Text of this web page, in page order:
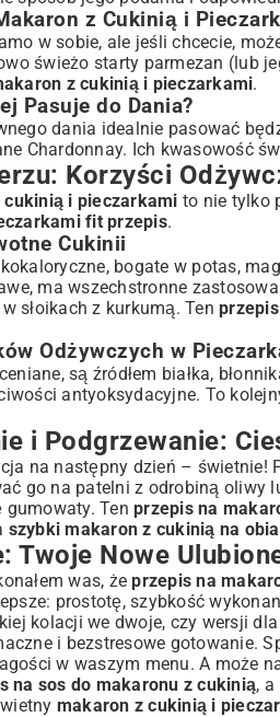
z Cukinią i
w sobie, ale jeśli chcecie,
świeżo starty parmezan (lub
z cukinią i pieczarkami.
Pasuje do Dania?
dania idealnie pasować
Chardonnay. Ich kwasowość
Korzyści
i pieczarkami to nie tylko
fit przepis.
Cukinii
bogate w potas,
ma wszechstronne
słoikach z kurkumą. Ten
Odżywczych w
są źródłem białka,
antyoksydacyjne. To
i Podgrzewanie:
na następny dzień – świetnie!
go na patelni z odrobiną oliwy
Ten przepis na
szybki makaron z cukinią na
Twoje Nowe
was, żeprzepis na
prostotę, szybkość
kolacji we dwoje, czy wersji
i bezstresowe gotowanie.
w waszym menu. A może
na sos do makaronu z cukinią, a
makaron z cukinią i